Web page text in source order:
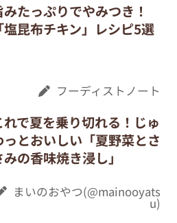
みたっぷりでやみつき！
「塩昆布チキン」レシピ5選
フーディストノート
れで夏を乗り切れる！じゅ
っとおいしい「夏野菜とさ
みの香味焼き浸し」
まいのおやつ(@mainooyats
u)